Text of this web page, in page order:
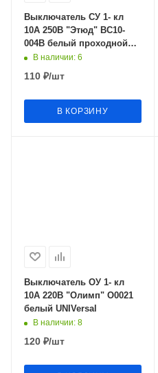
Выключатель СУ 1- кл
10А 250В "Этюд" ВС10-
004В белый проходной
Schneider Electric
В наличии: 6
110 ₽/шт
В КОРЗИНУ
Выключатель ОУ 1- кл
10А 220В "Олимп" О0021
белый UNIVersal
В наличии: 8
120 ₽/шт